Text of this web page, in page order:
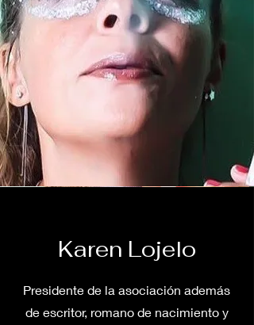
Karen Lojelo
Presidente de la asociación además
de escritor, romano de nacimiento y